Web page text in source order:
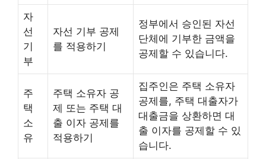
자
선
기
부
자선 기부 공제
를 적용하기
정부에서 승인된 자선
단체에 기부한 금액을
공제할 수 있습니다.
주
택
소
유
주택 소유자 공
제 또는 주택 대
출 이자 공제를
적용하기
집주인은 주택 소유자
공제를, 주택 대출자가
대출금을 상환하면 대
출 이자를 공제할 수 있
습니다.